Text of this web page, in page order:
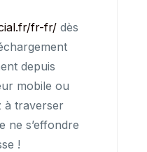
fr-fr/ dès
depuis
mobile ou
à traverser
ne s’effondre
!